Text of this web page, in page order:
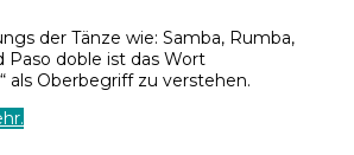
der Tänze wie: Samba, Rumba,
Paso doble ist das Wort
als Oberbegriff zu verstehen.